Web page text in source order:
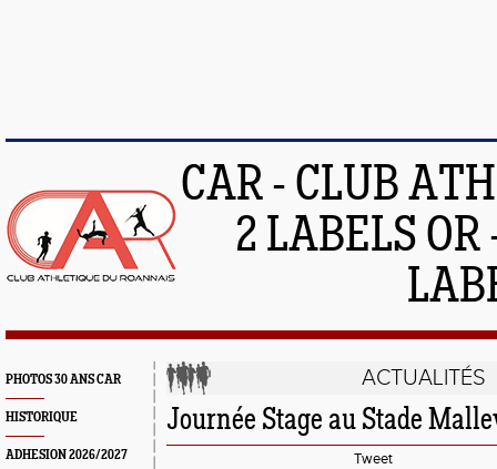
CAR - CLUB
2 LABELS
PHOTOS 30 ANS CAR
HISTORIQUE
ADHESION 2026/2027
ACTUALITÉS
Journée Stage au Stade
Tweet